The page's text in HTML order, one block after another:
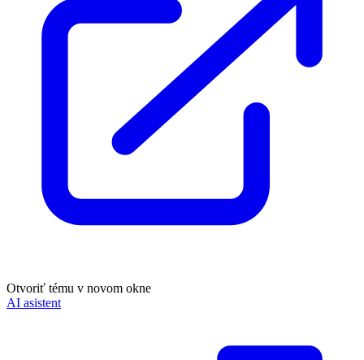
Otvoriť tému v novom okne
AI asistent